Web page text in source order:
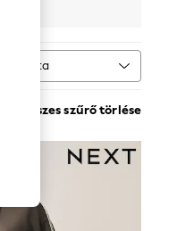
Fajta
Összes szűrő törlése